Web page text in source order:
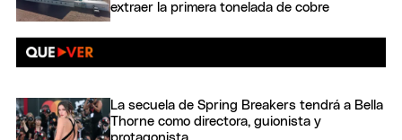
extraer la primera tonelada de cobre
La secuela de Spring Breakers tendrá a Bella
Thorne como directora, guionista y